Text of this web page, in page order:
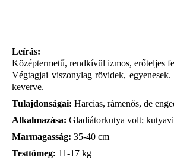
Leírás:
Középtermetű, rendkívül izmos, erőteljes
Végtagjai viszonylag rövidek,
keverve.
Tulajdonságai: Harcias, rámenős, de
Alkalmazása: Gladiátorkutya volt;
Marmagasság: 35-40 cm
Testtömeg: 11-17 kg